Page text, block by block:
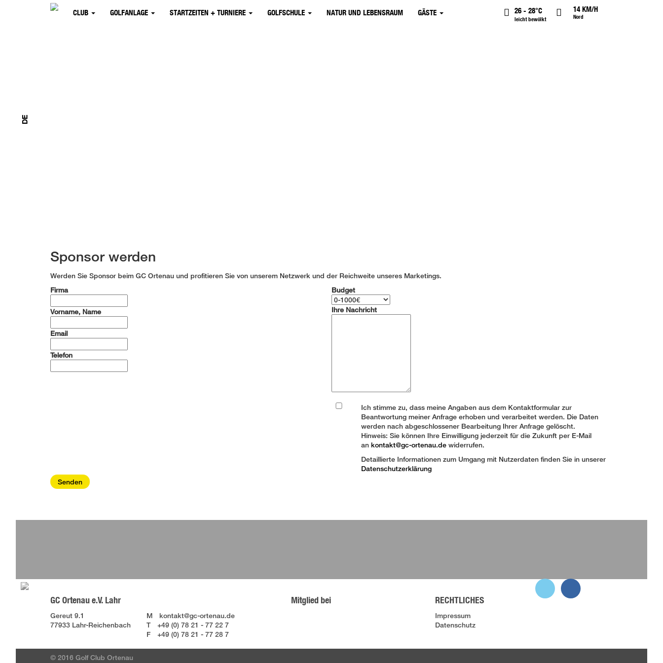
CLUB GOLFANLAGE STARTZEITEN + TURNIERE GOLFSCHULE NATUR UND LEBENSRAUM GÄSTE 26 - 28°C
leicht bewölkt
14 KM/H
Nord
DE
Sponsor werden
Werden Sie Sponsor beim GC Ortenau und profitieren Sie von unserem Netzwerk und der Reichweite unseres Marketings.
Firma
Vorname, Name
Email
Telefon
Budget
Ihre Nachricht
Ich stimme zu, dass meine Angaben aus dem Kontaktformular zur
Beantwortung meiner Anfrage erhoben und verarbeitet werden. Die Daten
werden nach abgeschlossener Bearbeitung Ihrer Anfrage gelöscht.
Hinweis: Sie können Ihre Einwilligung jederzeit für die Zukunft per E-Mail
an kontakt@gc-ortenau.de widerrufen.
Detaillierte Informationen zum Umgang mit Nutzerdaten finden Sie in unserer
Datenschutzerklärung
GC Ortenau e.V. Lahr
Gereut 9.1
77933 Lahr-Reichenbach
M
kontakt@gc-ortenau.de
T
+49 (0) 78 21 - 77 22 7
F
+49 (0) 78 21 - 77 28 7
Mitglied bei RECHTLICHES
Impressum
Datenschutz
© 2016 Golf Club Ortenau